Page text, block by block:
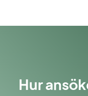
Hur